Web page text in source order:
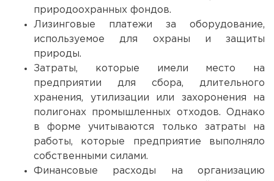
природоохранных фондов.
Лизинговые платежи за оборудование,
используемое для охраны и защиты
природы.
Затраты, которые имели место на
предприятии для сбора, длительного
хранения, утилизации или захоронения на
полигонах промышленных отходов. Однако
в форме учитываются только затраты на
работы, которые предприятие выполняло
собственными силами.
Финансовые расходы на организацию